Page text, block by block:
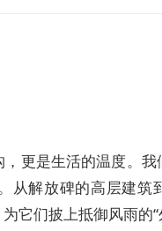
更是生活的温度。
从解放碑的高层建筑
它们披上抵御风雨的“